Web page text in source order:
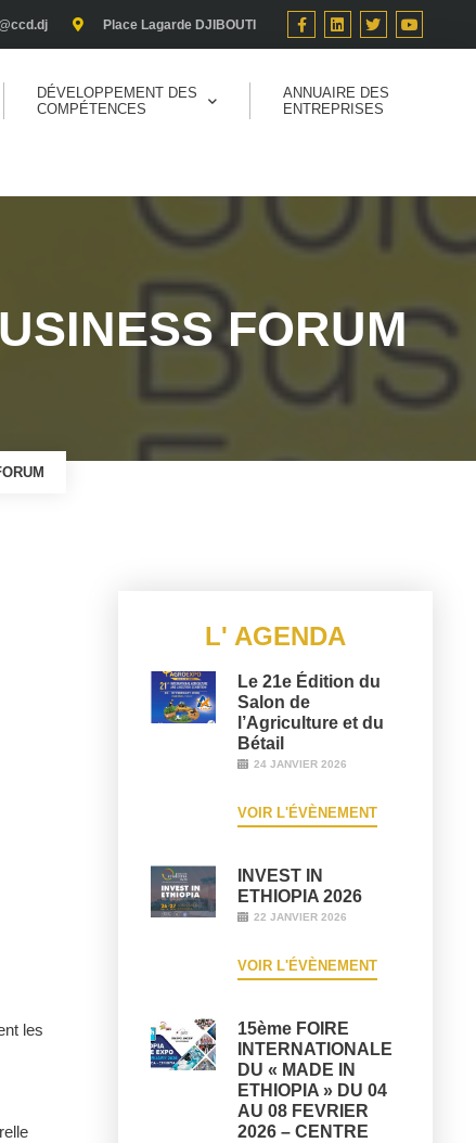
Place Lagarde DJIBOUTI
DÉVELOPPEMENT DES
COMPÉTENCES
ANNUAIRE DES
ENTREPRISES
FORUM
les
L' AGENDA
Le 21e Édition du
Salon de
l’Agriculture et du
Bétail
24 JANVIER 2026
VOIR L'ÉVÈNEMENT
INVEST IN
ETHIOPIA 2026
22 JANVIER 2026
VOIR L'ÉVÈNEMENT
15ème FOIRE
INTERNATIONALE
DU « MADE IN
ETHIOPIA » DU 04
AU 08 FEVRIER
2026 – CENTRE